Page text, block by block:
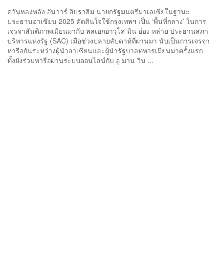
ควันหลงหลัง อันวาร์ อิบราฮิม นายกรัฐมนตรีมาเลเซียในฐานะ
ประธานอาเซียน 2025 ตัดสินใจใช้กรุงเทพฯ เป็น ‘พื้นที่กลาง’ ในการ
เจรจาสันติภาพเมียนมากับ พลเอกอาวุโส มิน อ่อง หล่าย ประธานสภา
บริหารแห่งรัฐ (SAC) เมื่อช่วงปลายสัปดาห์ที่ผ่านมา นับเป็นการเจรจา
หารือกันระหว่างผู้นำอาเซียนและผู้นำรัฐบาลทหารเมียนมาครั้งแรก
ทั้งยังร่วมหารือผ่านระบบออนไลน์กับ อู มาน วิน ...